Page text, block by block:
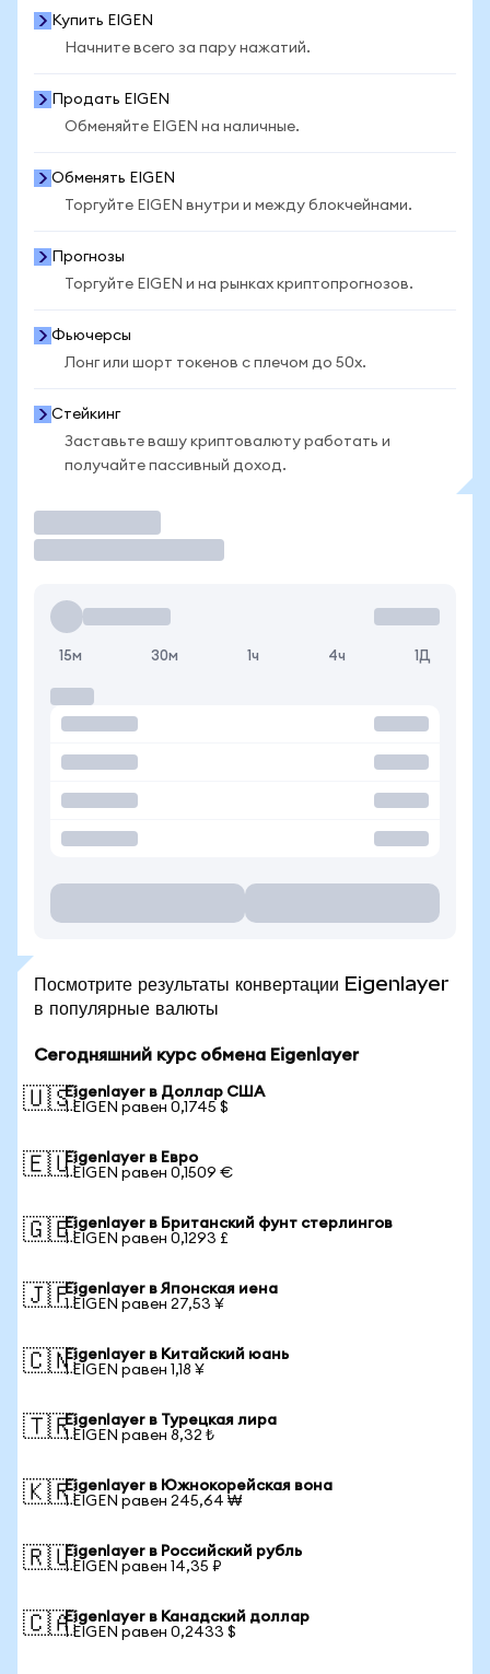
Купить EIGEN
Начните всего за пару нажатий.
Продать EIGEN
Обменяйте EIGEN на наличные.
Обменять EIGEN
Торгуйте EIGEN внутри и между блокчейнами.
Прогнозы
Торгуйте EIGEN и на рынках криптопрогнозов.
Фьючерсы
Лонг или шорт токенов с плечом до 50x.
Стейкинг
Заставьте вашу криптовалюту работать и
получайте пассивный доход.
15м 30м 1ч 4ч 1Д
Посмотрите результаты конвертации Eigenlayer
в популярные валюты
Сегодняшний курс обмена Eigenlayer
🇺🇸Eigenlayer в Доллар США
1 EIGEN равен 0,1745 $
🇪🇺Eigenlayer в Евро
1 EIGEN равен 0,1509 €
🇬🇧Eigenlayer в Британский фунт стерлингов
1 EIGEN равен 0,1293 £
🇯🇵Eigenlayer в Японская иена
1 EIGEN равен 27,53 ¥
🇨🇳Eigenlayer в Китайский юань
1 EIGEN равен 1,18 ¥
🇹🇷Eigenlayer в Турецкая лира
1 EIGEN равен 8,32 ₺
🇰🇷Eigenlayer в Южнокорейская вона
1 EIGEN равен 245,64 ₩
🇷🇺Eigenlayer в Российский рубль
1 EIGEN равен 14,35 ₽
🇨🇦Eigenlayer в Канадский доллар
1 EIGEN равен 0,2433 $